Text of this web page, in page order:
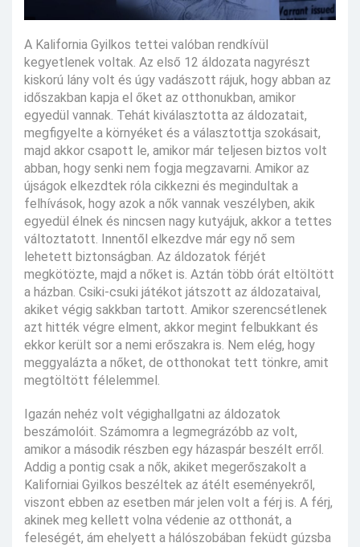
A Kalifornia Gyilkos tettei valóban rendkívül
kegyetlenek voltak. Az első 12 áldozata nagyrészt
kiskorú lány volt és úgy vadászott rájuk, hogy abban az
időszakban kapja el őket az otthonukban, amikor
egyedül vannak. Tehát kiválasztotta az áldozatait,
megfigyelte a környéket és a választottja szokásait,
majd akkor csapott le, amikor már teljesen biztos volt
abban, hogy senki nem fogja megzavarni. Amikor az
újságok elkezdtek róla cikkezni és megindultak a
felhívások, hogy azok a nők vannak veszélyben, akik
egyedül élnek és nincsen nagy kutyájuk, akkor a tettes
változtatott. Innentől elkezdve már egy nő sem
lehetett biztonságban. Az áldozatok férjét
megkötözte, majd a nőket is. Aztán több órát eltöltött
a házban. Csiki-csuki játékot játszott az áldozataival,
akiket végig sakkban tartott. Amikor szerencsétlenek
azt hitték végre elment, akkor megint felbukkant és
ekkor került sor a nemi erőszakra is. Nem elég, hogy
meggyalázta a nőket, de otthonokat tett tönkre, amit
megtöltött félelemmel.
Igazán nehéz volt végighallgatni az áldozatok
beszámolóit. Számomra a legmegrázóbb az volt,
amikor a második részben egy házaspár beszélt erről.
Addig a pontig csak a nők, akiket megerőszakolt a
Kaliforniai Gyilkos beszéltek az átélt eseményekről,
viszont ebben az esetben már jelen volt a férj is. A férj,
akinek meg kellett volna védenie az otthonát, a
feleségét, ám ehelyett a hálószobában feküdt gúzsba